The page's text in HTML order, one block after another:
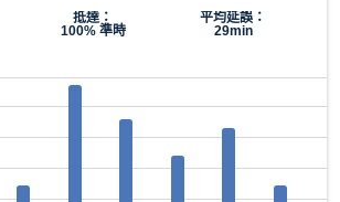
抵達：
100% 準時
平均延誤：
29min